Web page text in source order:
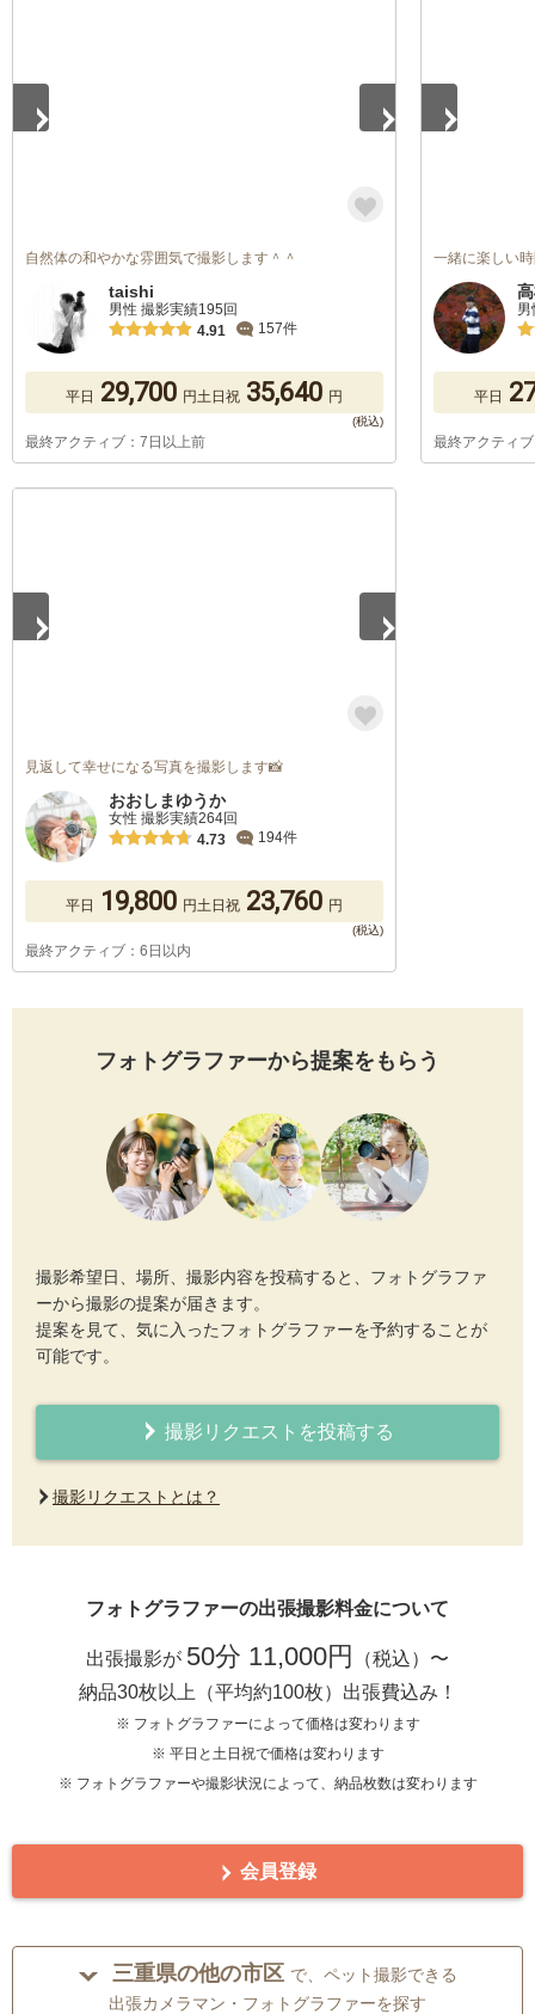
自然体の和やかな雰囲気で撮影します＾＾
taishi
男性 撮影実績195回
4.91
157件
平日 29,700 円土日祝 35,640 円
最終アクティブ：7日以上前
一緒に楽しい
男
平日
最終アクティ
見返して幸せになる写真を撮影します📸
おおしまゆうか
女性 撮影実績264回
4.73
194件
平日 19,800 円土日祝 23,760 円
最終アクティブ：6日以内
フォトグラファーから提案をもらう
撮影希望日、場所、撮影内容を投稿すると、フォトグラファ
ーから撮影の提案が届きます。
提案を見て、気に入ったフォトグラファーを予約することが
可能です。
撮影リクエストを投稿する
撮影リクエストとは？
フォトグラファーの出張撮影料金について
出張撮影が 50分 11,000円
（税込）〜
納品30枚以上（平均約100枚）出張費込み！
※ フォトグラファーによって価格は変わります
※ 平日と土日祝で価格は変わります
※ フォトグラファーや撮影状況によって、納品枚数は変わります
会員登録
三重県の他の市区 で、ペット撮影できる
出張カメラマン・フォトグラファーを探す